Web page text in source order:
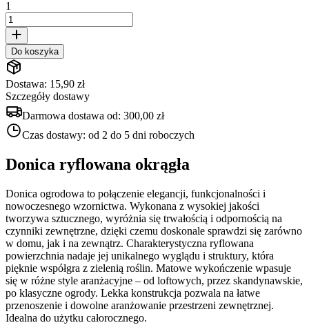
1
Do koszyka
Dostawa: 15,90 zł
Szczegóły dostawy
Darmowa dostawa od: 300,00 zł
Czas dostawy: od 2 do 5 dni roboczych
Donica ryflowana okrągła
Donica ogrodowa to połączenie elegancji, funkcjonalności i
nowoczesnego wzornictwa. Wykonana z wysokiej jakości
tworzywa sztucznego, wyróżnia się trwałością i odpornością na
czynniki zewnętrzne, dzięki czemu doskonale sprawdzi się zarówno
w domu, jak i na zewnątrz. Charakterystyczna ryflowana
powierzchnia nadaje jej unikalnego wyglądu i struktury, która
pięknie współgra z zielenią roślin. Matowe wykończenie wpasuje
się w różne style aranżacyjne – od loftowych, przez skandynawskie,
po klasyczne ogrody. Lekka konstrukcja pozwala na łatwe
przenoszenie i dowolne aranżowanie przestrzeni zewnętrznej.
Idealna do użytku całorocznego.